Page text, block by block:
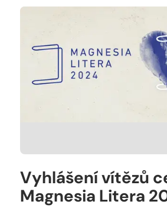
Vyhlášení vítězů
Magnesia Litera